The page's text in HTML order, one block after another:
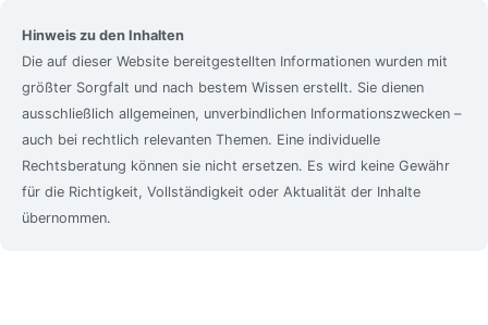
Hinweis zu den Inhalten
Die auf dieser Website bereitgestellten Informationen wurden mit
größter Sorgfalt und nach bestem Wissen erstellt. Sie dienen
ausschließlich allgemeinen, unverbindlichen Informationszwecken –
auch bei rechtlich relevanten Themen. Eine individuelle
Rechtsberatung können sie nicht ersetzen. Es wird keine Gewähr
für die Richtigkeit, Vollständigkeit oder Aktualität der Inhalte
übernommen.